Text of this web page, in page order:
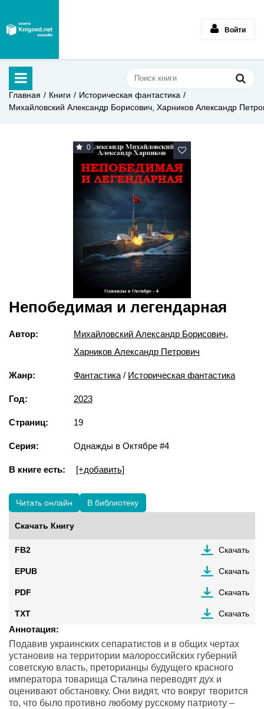
Войти
Главная Книги
Историческая фантастика
Михайловский Александр Борисович, Харников Александр
0
Непобедимая и легендарная
Автор: Михайловский Александр Борисович,
Харников Александр Петрович
Жанр: Фантастика / Историческая фантастика
Год: 2023
Страниц: 19
Серия: Однажды в Октябре #4
В книге есть: [+добавить]
Читать онлайн В библиотеку
Скачать Книгу
FB2 Скачать
EPUB Скачать
PDF Скачать
TXT Скачать
Аннотация:
Подавив украинских сепаратистов и в общих чертах
установив на территории малороссийских губерний
советскую власть, преторианцы будущего красного
императора товарища Сталина переводят дух и
оценивают обстановку. Они видят, что вокруг творится
то, что было противно любому русскому патриоту –